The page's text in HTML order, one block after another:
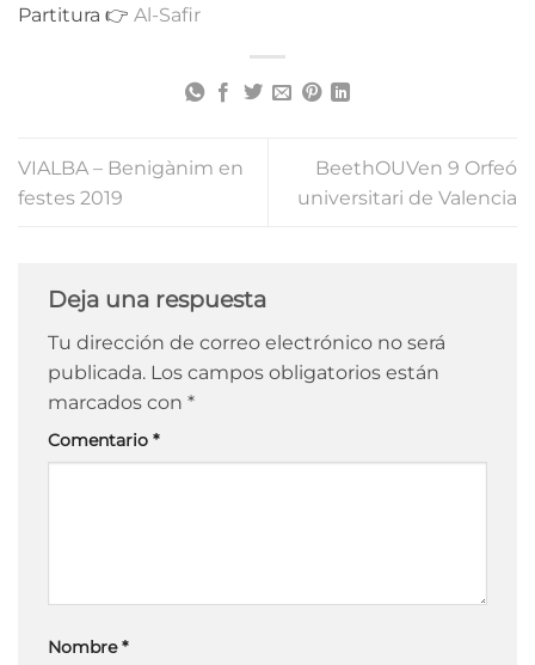
Partitura 👉 Al-Safir
VIALBA – Benigànim en
festes 2019
BeethOUVen 9 Orfeó
universitari de Valencia
Deja una respuesta
Tu dirección de correo electrónico no será
publicada. Los campos obligatorios están
marcados con *
Comentario *
Nombre*